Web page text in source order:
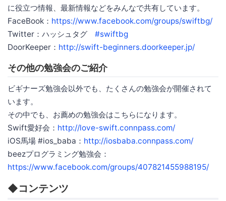
に役立つ情報、最新情報などをみんなで共有しています。
FaceBook： https://www.facebook.com/groups/swiftbg/
Twitter：ハッシュタグ #swiftbg
DoorKeeper： http://swift-beginners.doorkeeper.jp/
その他の勉強会のご紹介
ビギナーズ勉強会以外でも、たくさんの勉強会が開催されて
います。
その中でも、お薦めの勉強会はこちらになります。
Swift愛好会： http://love-swift.connpass.com/
iOS馬場 #ios_baba： http://iosbaba.connpass.com/
beezプログラミング勉強会：
https://www.facebook.com/groups/407821455988195/
◆コンテンツ